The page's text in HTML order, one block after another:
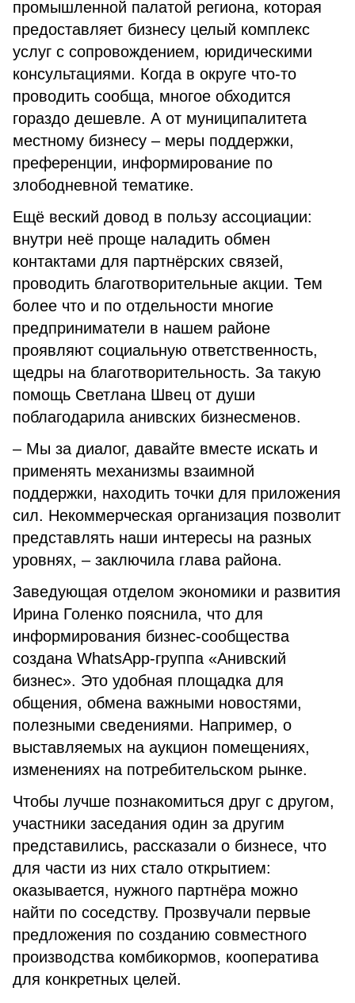
промышленной палатой региона, которая
предоставляет бизнесу целый комплекс
услуг с сопровождением, юридическими
консультациями. Когда в округе что-то
проводить сообща, многое обходится
гораздо дешевле. А от муниципалитета
местному бизнесу – меры поддержки,
преференции, информирование по
злободневной тематике.
Ещё веский довод в пользу ассоциации:
внутри неё проще наладить обмен
контактами для партнёрских связей,
проводить благотворительные акции. Тем
более что и по отдельности многие
предприниматели в нашем районе
проявляют социальную ответственность,
щедры на благотворительность. За такую
помощь Светлана Швец от души
поблагодарила анивских бизнесменов.
– Мы за диалог, давайте вместе искать и
применять механизмы взаимной
поддержки, находить точки для приложения
сил. Некоммерческая организация позволит
представлять наши интересы на разных
уровнях, – заключила глава района.
Заведующая отделом экономики и развития
Ирина Голенко пояснила, что для
информирования бизнес-сообщества
создана WhatsApp-группа «Анивский
бизнес». Это удобная площадка для
общения, обмена важными новостями,
полезными сведениями. Например, о
выставляемых на аукцион помещениях,
изменениях на потребительском рынке.
Чтобы лучше познакомиться друг с другом,
участники заседания один за другим
представились, рассказали о бизнесе, что
для части из них стало открытием:
оказывается, нужного партнёра можно
найти по соседству. Прозвучали первые
предложения по созданию совместного
производства комбикормов, кооператива
для конкретных целей.